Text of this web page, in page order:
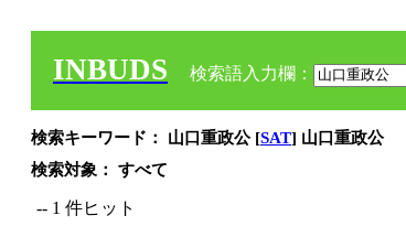
INBUDS 検索語入力欄：
検索キーワード： 山口重政公 [SAT] 山口重政公
検索対象： すべて
-- 1 件ヒット